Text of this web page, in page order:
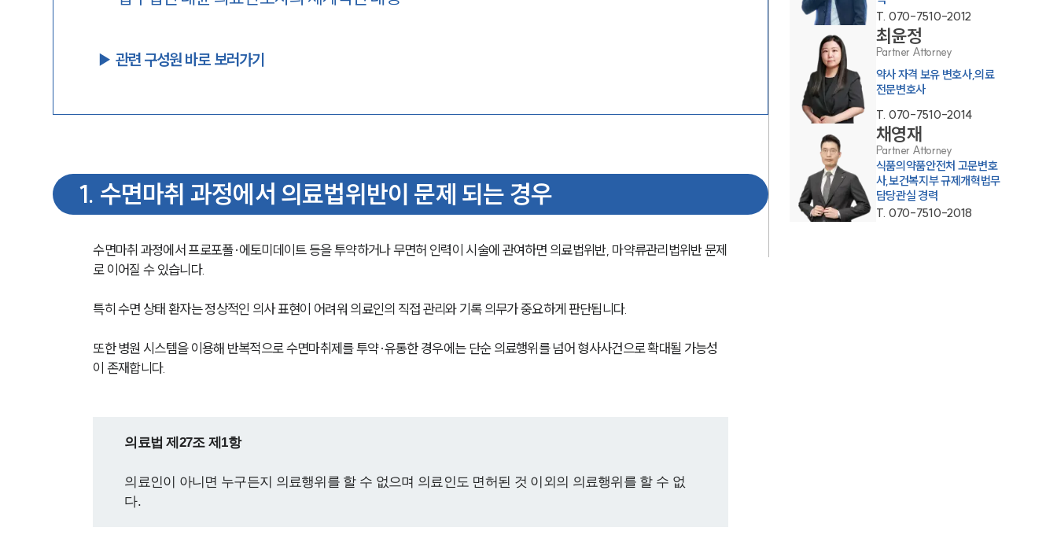
그룹소개
대륜의 강점
기업 의뢰인
오시는 길
글로벌 파트너 로펌
고객의 소리
통합검색
▶︎ 관련 구성원 바로 보러가기
1. 수면마취 과정에서 의료법위반이 문제 되는 경우
수면마취 과정에서 프로포폴·에토미데이트 등을 투약하거나 무면허 인력이 시술에 관여하면 의료법위반, 마약류관리법위반 문제
로 이어질 수 있습니다.
특히 수면 상태 환자는 정상적인 의사 표현이 어려워 의료인의 직접 관리와 기록 의무가 중요하게 판단됩니다.
또한 병원 시스템을 이용해 반복적으로 수면마취제를 투약·유통한 경우에는 단순 의료행위를 넘어 형사사건으로 확대될 가능성
이 존재합니다.
의료법 제27조 제1항
의료인이 아니면 누구든지 의료행위를 할 수 없으며 의료인도 면허된 것 이외의 의료행위를 할 수 없
다.
T. 070-7510-2012
최윤정
Partner Attorney
약사 자격 보유 변호사,의료
전문변호사
T. 070-7510-2014
채영재
Partner Attorney
식품의약품안전처 고문변호
사,보건복지부 규제개혁법무
담당관실 경력
T. 070-7510-2018